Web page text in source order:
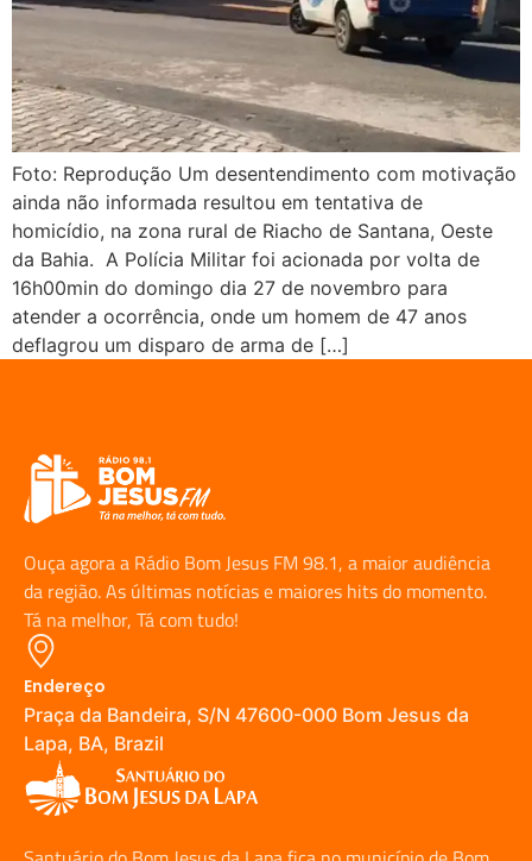
Foto: Reprodução Um desentendimento com motivação
ainda não informada resultou em tentativa de
homicídio, na zona rural de Riacho de Santana, Oeste
da Bahia. A Polícia Militar foi acionada por volta de
16h00min do domingo dia 27 de novembro para
atender a ocorrência, onde um homem de 47 anos
deflagrou um disparo de arma de […]
Ouça agora a Rádio Bom Jesus FM 98.1, a maior audiência
da região. As últimas notícias e maiores hits do momento.
Tá na melhor, Tá com tudo!
Endereço
Praça da Bandeira, S/N 47600-000 Bom Jesus da
Lapa, BA, Brazil